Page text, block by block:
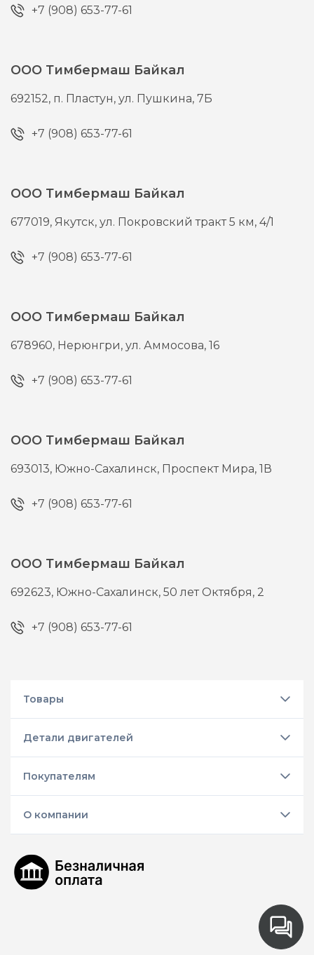
+7 (908) 653-77-61
ООО Тимбермаш Байкал
692152, п. Пластун,ул. Пушкина, 7Б
+7 (908) 653-77-61
ООО Тимбермаш Байкал
677019, Якутск,ул. Покровский тракт 5 км, 4/1
+7 (908) 653-77-61
ООО Тимбермаш Байкал
678960, Нерюнгри,ул. Аммосова, 16
+7 (908) 653-77-61
ООО Тимбермаш Байкал
693013, Южно-Сахалинск, Проспект Мира, 1В
+7 (908) 653-77-61
ООО Тимбермаш Байкал
692623, Южно-Сахалинск,50 лет Октября, 2
+7 (908) 653-77-61
Товары
Детали двигателей
Покупателям
О компании